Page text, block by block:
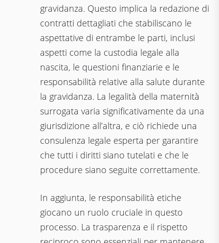
gravidanza. Questo implica la redazione di
contratti dettagliati che stabiliscano le
aspettative di entrambe le parti, inclusi
aspetti come la custodia legale alla
nascita, le questioni finanziarie e le
responsabilità relative alla salute durante
la gravidanza. La legalità della maternità
surrogata varia significativamente da una
giurisdizione all’altra, e ciò richiede una
consulenza legale esperta per garantire
che tutti i diritti siano tutelati e che le
procedure siano seguite correttamente.
In aggiunta, le responsabilità etiche
giocano un ruolo cruciale in questo
processo. La trasparenza e il rispetto